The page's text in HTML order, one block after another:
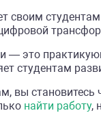
своим студентам
— это
студентам
вы
найти работу,